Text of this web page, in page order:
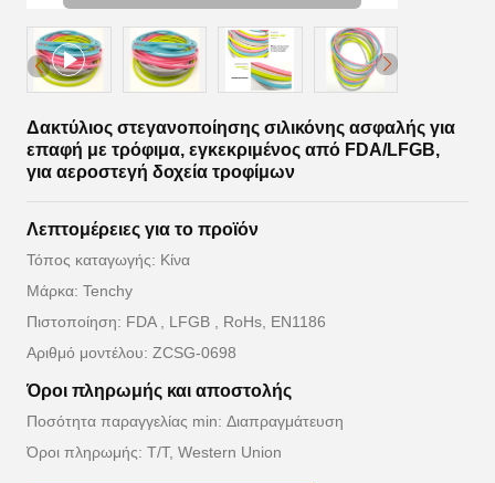
Δακτύλιος στεγανοποίησης σιλικόνης ασφαλής για
επαφή με τρόφιμα, εγκεκριμένος από FDA/LFGB,
για αεροστεγή δοχεία τροφίμων
Λεπτομέρειες για το προϊόν
Τόπος καταγωγής: Κίνα
Μάρκα: Tenchy
Πιστοποίηση: FDA , LFGB , RoHs, EN1186
Αριθμό μοντέλου: ZCSG-0698
Όροι πληρωμής και αποστολής
Ποσότητα παραγγελίας min: Διαπραγμάτευση
Όροι πληρωμής: T/T, Western Union